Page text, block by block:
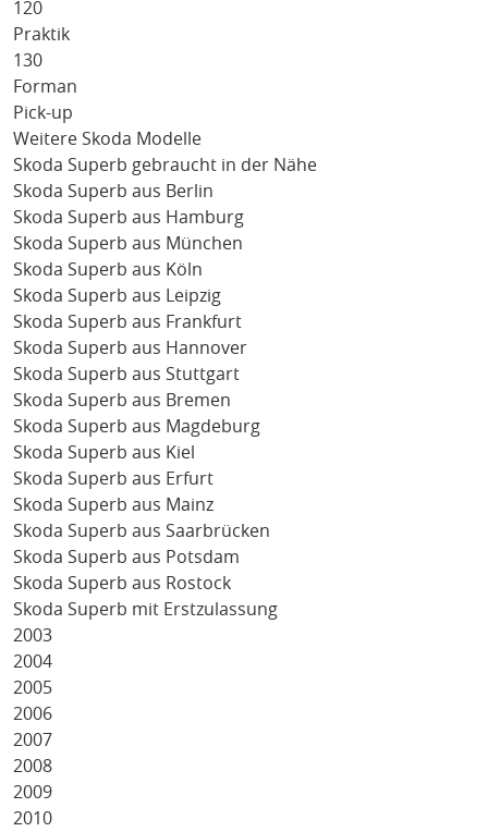
120
Praktik
130
Forman
Pick-up
Weitere Skoda Modelle
Skoda Superb gebraucht in der Nähe
Skoda Superb aus Berlin
Skoda Superb aus Hamburg
Skoda Superb aus München
Skoda Superb aus Köln
Skoda Superb aus Leipzig
Skoda Superb aus Frankfurt
Skoda Superb aus Hannover
Skoda Superb aus Stuttgart
Skoda Superb aus Bremen
Skoda Superb aus Magdeburg
Skoda Superb aus Kiel
Skoda Superb aus Erfurt
Skoda Superb aus Mainz
Skoda Superb aus Saarbrücken
Skoda Superb aus Potsdam
Skoda Superb aus Rostock
Skoda Superb mit Erstzulassung
2003
2004
2005
2006
2007
2008
2009
2010